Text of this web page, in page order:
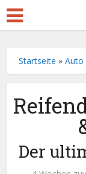
Startseite »
Der